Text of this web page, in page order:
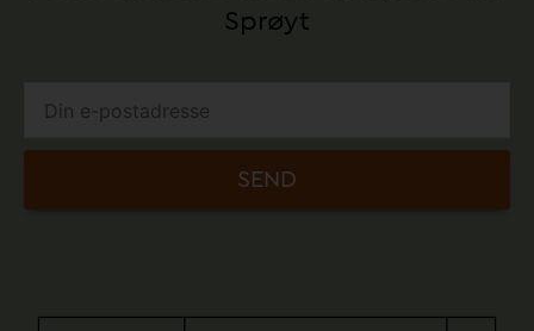
Sprøyt
SEND